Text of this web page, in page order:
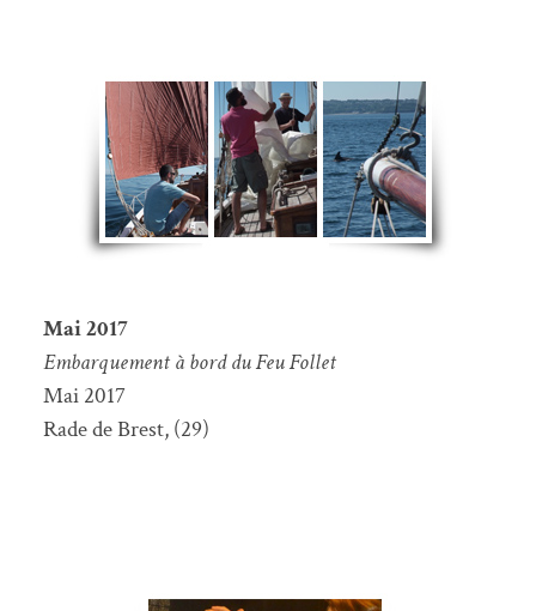
Mai 2017
Embarquement à bord du Feu Follet
Mai 2017
Rade de Brest, (29)